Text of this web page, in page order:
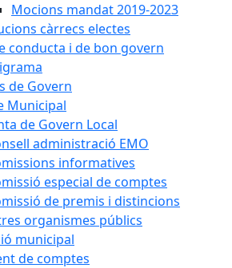
Mocions mandat 2019-2023
càrrecs electes
conducta i de bon govern
de Govern
Municipal
de Govern Local
administració EMO
informatives
especial de comptes
de premis i distincions
organismes públics
municipal
de comptes